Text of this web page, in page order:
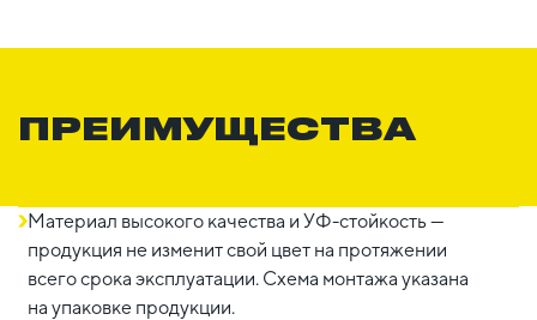
ПРЕИМУЩЕСТВА
Материал высокого качества и УФ-стойкость —
продукция не изменит свой цвет на протяжении
всего срока эксплуатации. Схема монтажа указана
на упаковке продукции.